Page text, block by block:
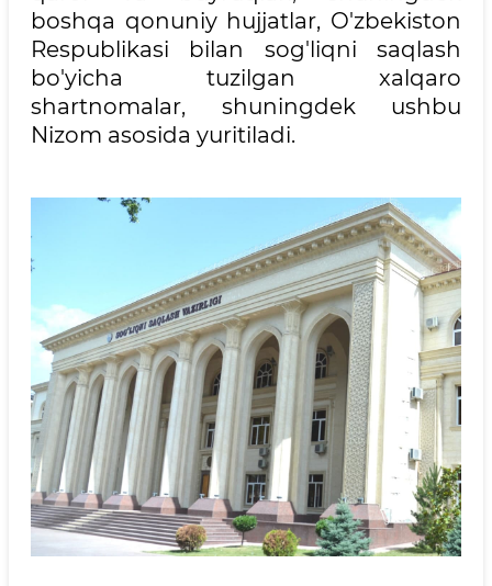
boshqa qonuniy hujjatlar, O'zbekiston
Respublikasi bilan sog'liqni saqlash
bo'yicha tuzilgan xalqaro
shartnomalar, shuningdek ushbu
Nizom asosida yuritiladi.